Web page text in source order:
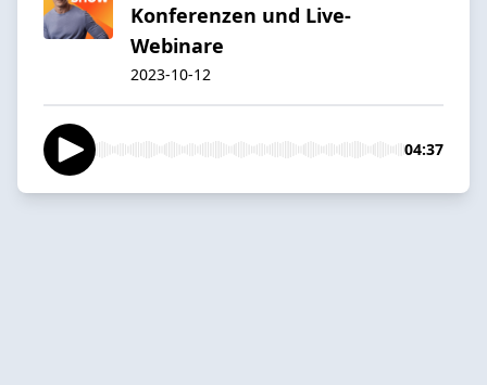
Konferenzen und Live-
Webinare
2023-10-12
04:37